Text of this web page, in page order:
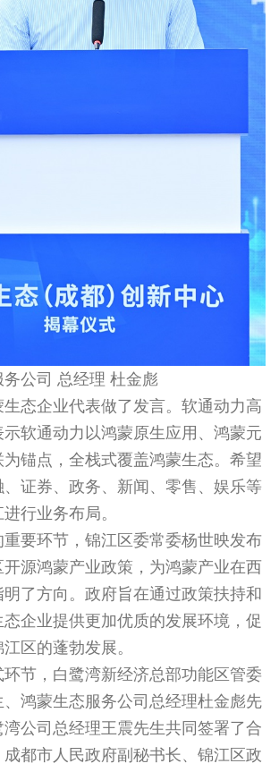
公司 总经理 杜金彪
企业代表做了发言。软通动力高
软通动力以鸿蒙原生应用、鸿蒙元
锚点，全栈式覆盖鸿蒙生态。希望
、证券、政务、新闻、零售、娱乐等
行业务布局。
环节，锦江区委常委杨世映发布
源鸿蒙产业政策，为鸿蒙产业在西
了方向。政府旨在通过政策扶持和
企业提供更加优质的发展环境，促
区的蓬勃发展。
，白鹭湾新经济总部功能区管委
鸿蒙生态服务公司总经理杜金彪先
公司总经理王震先生共同签署了合
都市人民政府副秘书长、锦江区政